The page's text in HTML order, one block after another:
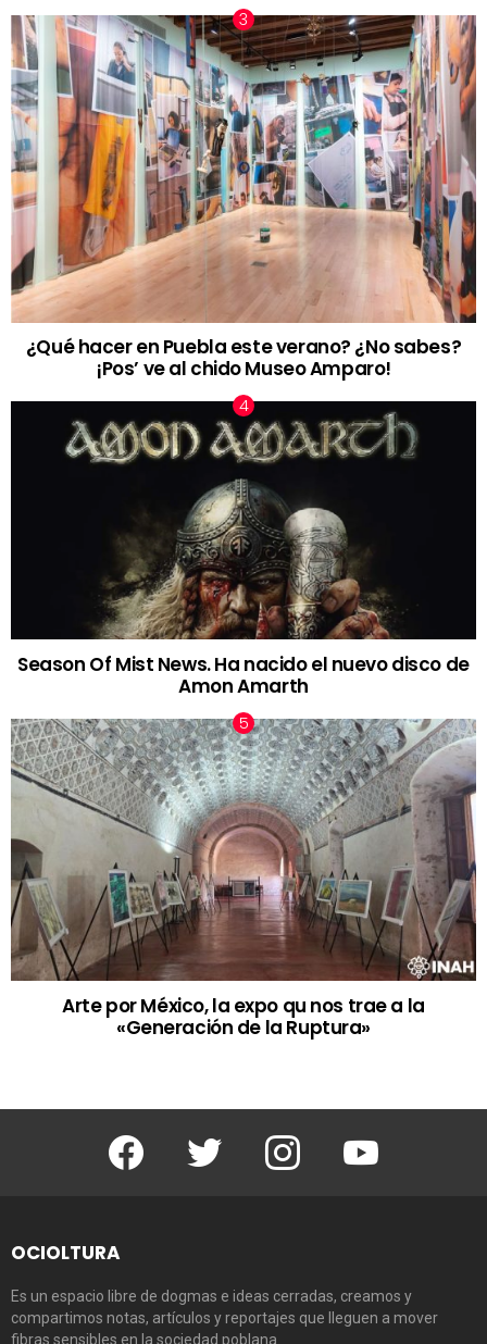
¿Qué hacer en Puebla este verano? ¿No sabes?
¡Pos’ ve al chido Museo Amparo!
Season Of Mist News. Ha nacido el nuevo disco de
Amon Amarth
Arte por México, la expo qu nos trae a la
«Generación de la Ruptura»
Facebook Twitter Instagram Youtube
OCIOLTURA
Es un espacio libre de dogmas e ideas cerradas, creamos y
compartimos notas, artículos y reportajes que lleguen a mover
fibras sensibles en la sociedad poblana.